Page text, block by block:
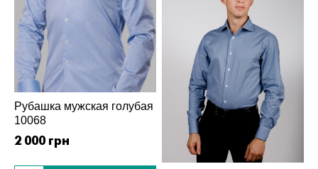
Рубашка мужская голубая
10068
2 000 грн